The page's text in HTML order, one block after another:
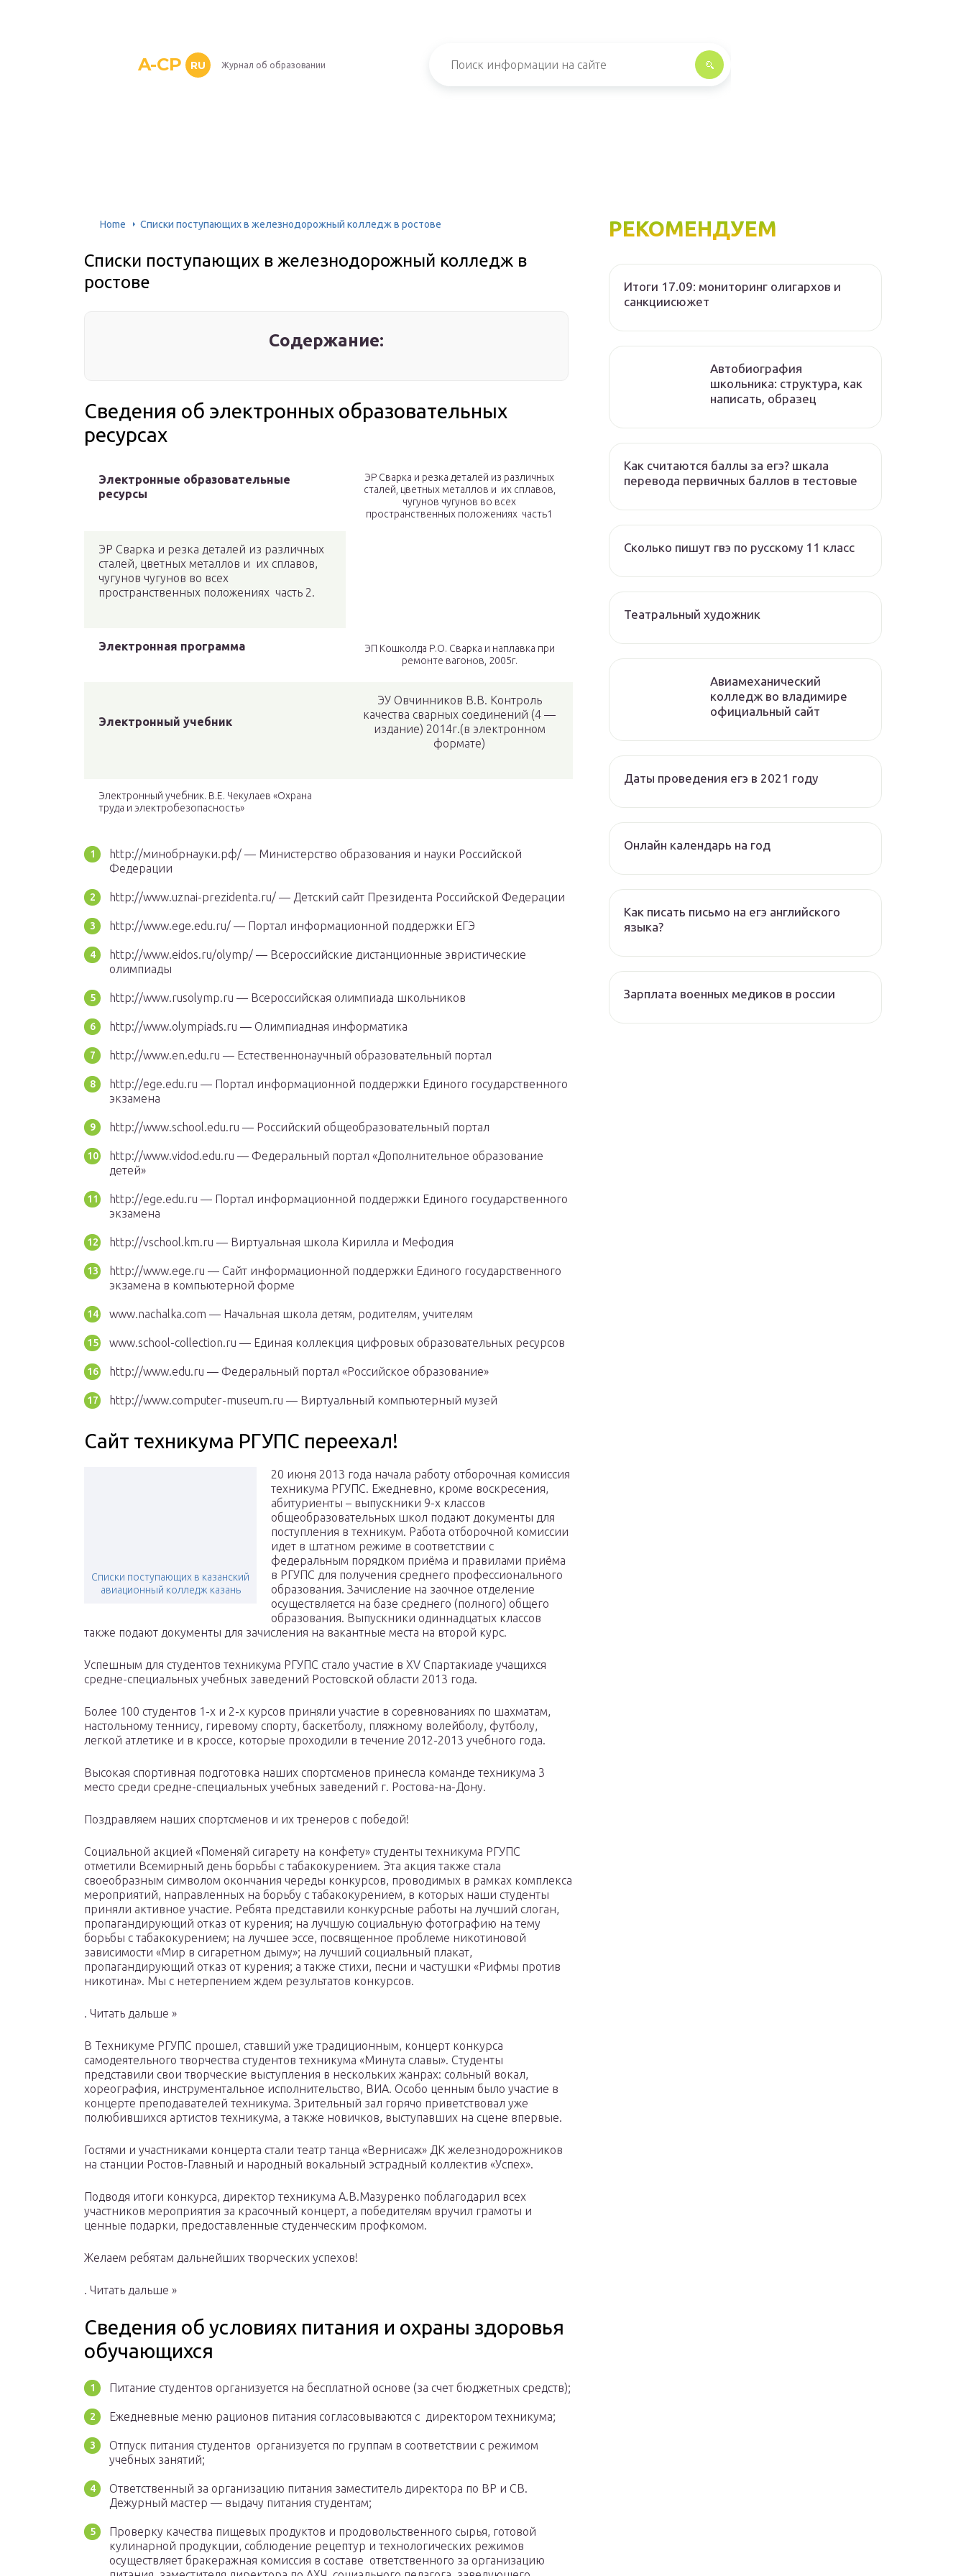
A-CP RU Журнал об образовании
Home Списки поступающих в железнодорожный колледж в ростове
Списки поступающих в железнодорожный колледж в
ростове
Содержание:
Сведения об электронных образовательных
ресурсах
Электронные образовательные
ресурсы
ЭР Сварка и резка деталей из различных
сталей, цветных металлов и их сплавов,
чугунов чугунов во всех
пространственных положениях часть1
ЭР Сварка и резка деталей из различных
сталей, цветных металлов и их сплавов,
чугунов чугунов во всех
пространственных положениях часть 2.
Электронная программа
ЭП Кошколда Р.О. Сварка и наплавка при
ремонте вагонов, 2005г.
Электронный учебник
ЭУ Овчинников В.В. Контроль
качества сварных соединений (4 —
издание) 2014г.(в электронном
формате)
Электронный учебник. В.Е. Чекулаев «Охрана
труда и электробезопасность»
http://минобрнауки.рф/ — Министерство образования и науки Российской
Федерации
http://www.uznai-prezidenta.ru/ — Детский сайт Президента Российской Федерации
http://www.ege.edu.ru/ — Портал информационной поддержки ЕГЭ
http://www.eidos.ru/olymp/ — Всероссийские дистанционные эвристические
олимпиады
http://www.rusolymp.ru — Всероссийская олимпиада школьников
http://www.olympiads.ru — Олимпиадная информатика
http://www.en.edu.ru — Естественнонаучный образовательный портал
http://ege.edu.ru — Портал информационной поддержки Единого государственного
экзамена
http://www.school.edu.ru — Российский общеобразовательный портал
http://www.vidod.edu.ru — Федеральный портал «Дополнительное образование
детей»
http://ege.edu.ru — Портал информационной поддержки Единого государственного
экзамена
http://vschool.km.ru — Виртуальная школа Кирилла и Мефодия
http://www.ege.ru — Сайт информационной поддержки Единого государственного
экзамена в компьютерной форме
www.nachalka.com — Начальная школа детям, родителям, учителям
www.school-collection.ru — Единая коллекция цифровых образовательных ресурсов
http://www.edu.ru — Федеральный портал «Российское образование»
http://www.computer-museum.ru — Виртуальный компьютерный музей
Сайт техникума РГУПС переехал!
Списки поступающих в казанский
авиационный колледж казань
20 июня 2013 года начала работу отборочная комиссия
техникума РГУПС. Ежедневно, кроме воскресения,
абитуриенты – выпускники 9-х классов
общеобразовательных школ подают документы для
поступления в техникум. Работа отборочной комиссии
идет в штатном режиме в соответствии с
федеральным порядком приёма и правилами приёма
в РГУПС для получения среднего профессионального
образования. Зачисление на заочное отделение
осуществляется на базе среднего (полного) общего
образования. Выпускники одиннадцатых классов
также подают документы для зачисления на вакантные места на второй курс.
Успешным для студентов техникума РГУПС стало участие в XV Спартакиаде учащихся
средне-специальных учебных заведений Ростовской области 2013 года.
Более 100 студентов 1-х и 2-х курсов приняли участие в соревнованиях по шахматам,
настольному теннису, гиревому спорту, баскетболу, пляжному волейболу, футболу,
легкой атлетике и в кроссе, которые проходили в течение 2012-2013 учебного года.
Высокая спортивная подготовка наших спортсменов принесла команде техникума 3
место среди средне-специальных учебных заведений г. Ростова-на-Дону.
Поздравляем наших спортсменов и их тренеров с победой!
Социальной акцией «Поменяй сигарету на конфету» студенты техникума РГУПС
отметили Всемирный день борьбы с табакокурением. Эта акция также стала
своеобразным символом окончания череды конкурсов, проводимых в рамках комплекса
мероприятий, направленных на борьбу с табакокурением, в которых наши студенты
приняли активное участие. Ребята представили конкурсные работы на лучший слоган,
пропагандирующий отказ от курения; на лучшую социальную фотографию на тему
борьбы с табакокурением; на лучшее эссе, посвященное проблеме никотиновой
зависимости «Мир в сигаретном дыму»; на лучший социальный плакат,
пропагандирующий отказ от курения; а также стихи, песни и частушки «Рифмы против
никотина». Мы с нетерпением ждем результатов конкурсов.
. Читать дальше »
В Техникуме РГУПС прошел, ставший уже традиционным, концерт конкурса
самодеятельного творчества студентов техникума «Минута славы». Студенты
представили свои творческие выступления в нескольких жанрах: сольный вокал,
хореография, инструментальное исполнительство, ВИА. Особо ценным было участие в
концерте преподавателей техникума. Зрительный зал горячо приветствовал уже
полюбившихся артистов техникума, а также новичков, выступавших на сцене впервые.
Гостями и участниками концерта стали театр танца «Вернисаж» ДК железнодорожников
на станции Ростов-Главный и народный вокальный эстрадный коллектив «Успех».
Подводя итоги конкурса, директор техникума А.В.Мазуренко поблагодарил всех
участников мероприятия за красочный концерт, а победителям вручил грамоты и
ценные подарки, предоставленные студенческим профкомом.
Желаем ребятам дальнейших творческих успехов!
. Читать дальше »
Сведения об условиях питания и охраны здоровья
обучающихся
Питание студентов организуется на бесплатной основе (за счет бюджетных средств);
Ежедневные меню рационов питания согласовываются с директором техникума;
Отпуск питания студентов организуется по группам в соответствии с режимом
учебных занятий;
Ответственный за организацию питания заместитель директора по ВР и СВ.
Дежурный мастер — выдачу питания студентам;
Проверку качества пищевых продуктов и продовольственного сырья, готовой
кулинарной продукции, соблюдение рецептур и технологических режимов
осуществляет бракеражная комиссия в составе ответственного за организацию
РЕКОМЕНДУЕМ
Итоги 17.09: мониторинг олигархов и
санкциисюжет
Автобиография
школьника: структура, как
написать, образец
Как считаются баллы за егэ? шкала
перевода первичных баллов в тестовые
Сколько пишут гвэ по русскому 11 класс
Театральный художник
Авиамеханический
колледж во владимире
официальный сайт
Даты проведения егэ в 2021 году
Онлайн календарь на год
Как писать письмо на егэ английского
языка?
Зарплата военных медиков в россии